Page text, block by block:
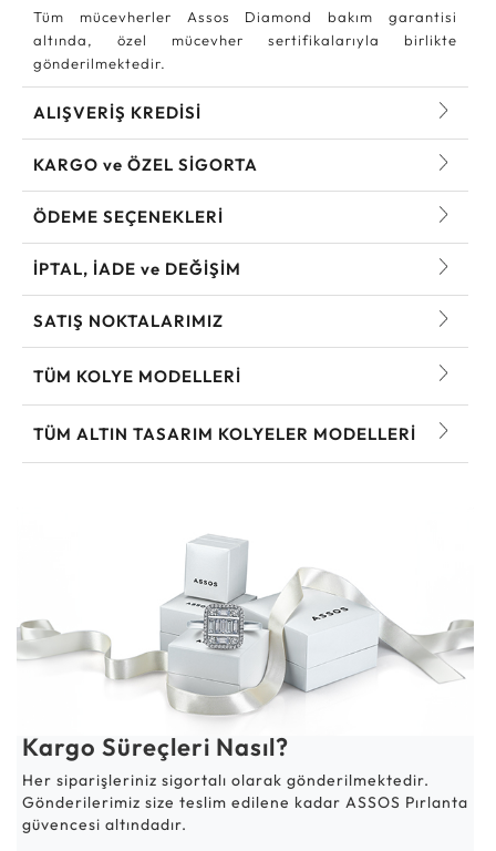
Tüm mücevherler Assos Diamond bakım garantisi
altında, özel mücevher sertifikalarıyla birlikte
gönderilmektedir.
ALIŞVERİŞ KREDİSİ
KARGO ve ÖZEL SİGORTA
ÖDEME SEÇENEKLERİ
İPTAL, İADE ve DEĞİŞİM
SATIŞ NOKTALARIMIZ
TÜM KOLYE MODELLERI
TÜM ALTIN TASARIM KOLYELER MODELLERI
Kargo Süreçleri Nasıl?
Her siparişleriniz sigortalı olarak gönderilmektedir.
Gönderilerimiz size teslim edilene kadar ASSOS Pırlanta
güvencesi altındadır.